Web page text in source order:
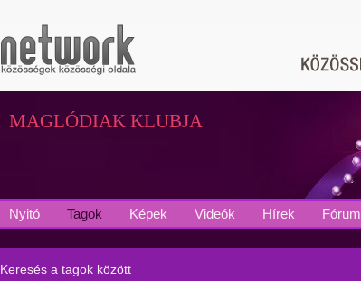
MAGLÓDIAK KLUBJA
Nyitó Tagok Képek Videók Hírek Fórum
Keresés a tagok között